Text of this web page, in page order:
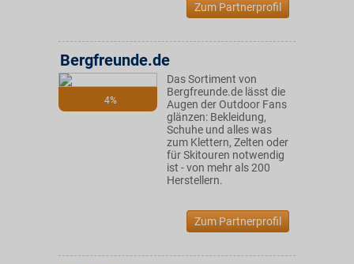
Zum Partnerprofil
4%
Bergfreunde.de
Das Sortiment von
Bergfreunde.de lässt die
Augen der Outdoor Fans
glänzen: Bekleidung,
Schuhe und alles was
zum Klettern, Zelten oder
für Skitouren notwendig
ist - von mehr als 200
Herstellern.
Zum Partnerprofil